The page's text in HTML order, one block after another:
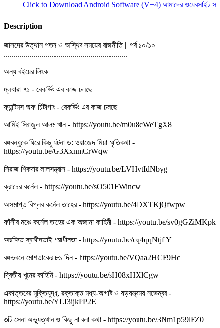
Click to Download Android Software (V+4) আমাদের ওয়েবসাইট
Description
জাসদের উত্থান পতন ও অস্থির সময়ের রাজনীতি || পর্ব ১০/১০
...............................................................
অন্য বইয়ের লিংক
মূলধারা ৭১ - রেকর্ডিং এর কাজ চলছে
ফ্যান্টমস অফ চিটাগাং - রেকর্ডিং এর কাজ চলছে
আমিই সিরাজুল আলম খান - https://youtu.be/m0u8cWeTgX8
বঙ্গবন্ধুকে ঘিরে কিছু ঘটনা ড: ওয়াজেদ মিয়া স্মৃতিকথা -
https://youtu.be/G3XxnmCrWqw
সিরাজ শিকদার লালসন্ত্রাস - https://youtu.be/LVHvtIdNbyg
ক্রাচের কর্নেল - https://youtu.be/sO501FWincw
অসমাপ্ত বিপ্লব কর্নেল তাহের - https://youtu.be/4DXTKjQfwpw
ফাঁসীর মঞ্চে কর্নেল তাহের এক অজানা কাহিনী - https://youtu.be/sv0gGZiMKpk
অরক্ষিত স্বাধীনতাই পরাধীনতা - https://youtu.be/cq4qqNtjfiY
বঙ্গভবনে মোশতাকের ৮১ দিন - https://youtu.be/VQaa2HCF9Hc
দ্বিতীয় খুনের কাহিনি - https://youtu.be/sH08xHXlCgw
একাত্তরের মুক্তিযুদ্ধ, রক্তাক্ত মধ্য-অগাষ্ট ও ষড়যন্ত্রময় নভেম্বর -
https://youtu.be/YLI3ijkPP2E
৩টি সেনা অভ্যুত্থান ও কিছু না বলা কথা - https://youtu.be/3Nm1p59lFZ0